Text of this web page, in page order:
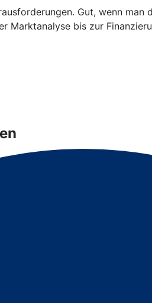
Gut, wenn
bis zur